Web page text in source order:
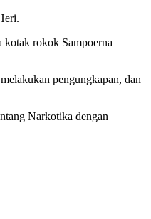
kotak rokok Sampoerna
pengungkapan, dan
Narkotika dengan